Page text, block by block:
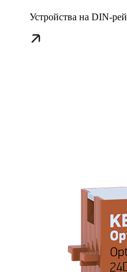
Устройства на DIN-